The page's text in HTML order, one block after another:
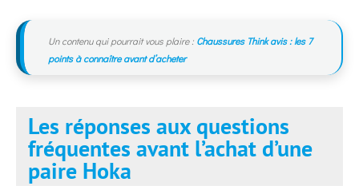
Un contenu qui pourrait vous plaire : Chaussures Think avis : les 7
points à connaître avant d’acheter
Les réponses aux questions
fréquentes avant l’achat d’une
paire Hoka